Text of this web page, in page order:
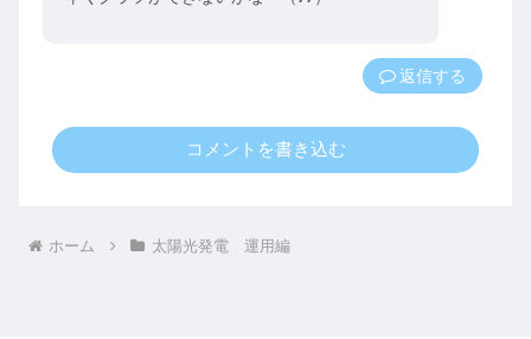
返信
コメントを書き込む
ホーム 太陽光発電 運用編